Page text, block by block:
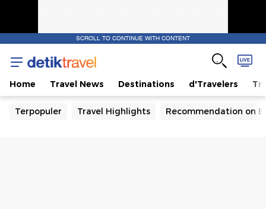
SCROLL TO CONTINUE WITH CONTENT
Home Travel News Destinations d'Travelers
Terpopuler Travel Highlights Recommendation on